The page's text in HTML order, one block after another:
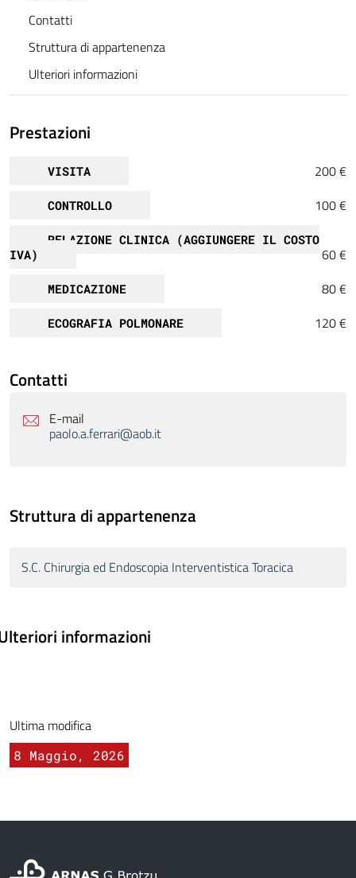
Contatti
Struttura di appartenenza
Ulteriori informazioni
Prestazioni
VISITA 200 €
CONTROLLO 100 €
RELAZIONE CLINICA (AGGIUNGERE IL COSTO
IVA)
60 €
MEDICAZIONE 80 €
ECOGRAFIA POLMONARE 120 €
Contatti
E-mail
paolo.a.ferrari@aob.it
Struttura di appartenenza
S.C. Chirurgia ed Endoscopia Interventistica Toracica
informazioni
Ultima modifica
8 Maggio, 2026